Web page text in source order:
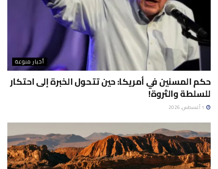
أخبار منوعة
حكم المسنين في أمريكا: حين تتحول الخبرة إلى احتكار
للسلطة والثروة!